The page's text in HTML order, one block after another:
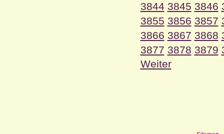
3844 3845 3846
3855 3856 3857
3866 3867 3868
3877 3878 3879
Weiter